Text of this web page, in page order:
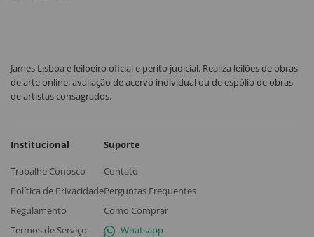
James Lisboa é leiloeiro oficial e perito judicial. Realiza leilões de obras
de arte online, avaliação de acervo individual ou de espólio de obras
de artistas consagrados.
Institucional
Trabalhe Conosco
Política de Privacidade
Regulamento
Termos de Serviço
Suporte
Contato
Perguntas Frequentes
Como Comprar
Whatsapp